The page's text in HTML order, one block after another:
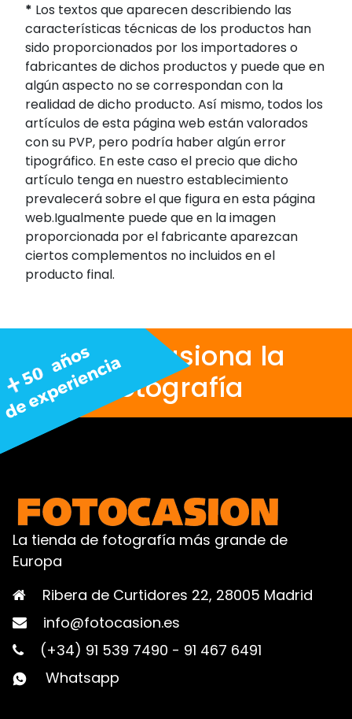
* Los textos que aparecen describiendo las
características técnicas de los productos han
sido proporcionados por los importadores o
fabricantes de dichos productos y puede que en
algún aspecto no se correspondan con la
realidad de dicho producto. Así mismo, todos los
artículos de esta página web están valorados
con su PVP, pero podría haber algún error
tipográfico. En este caso el precio que dicho
artículo tenga en nuestro establecimiento
prevalecerá sobre el que figura en esta página
web.Igualmente puede que en la imagen
proporcionada por el fabricante aparezcan
ciertos complementos no incluidos en el
producto final.
Nos apasiona la
fotografía
La tienda de fotografía más grande de
Europa
Ribera de Curtidores 22, 28005 Madrid
info@fotocasion.es
(+34) 91 539 7490 - 91 467 6491
Whatsapp